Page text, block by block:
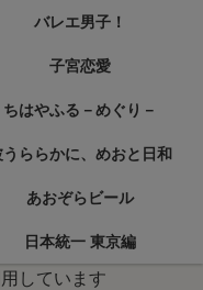
バレエ男子！
子宮恋愛
ちはやふる－めぐり－
うららかに、めおと日和
あおぞらビール
日本統一 東京編
しています